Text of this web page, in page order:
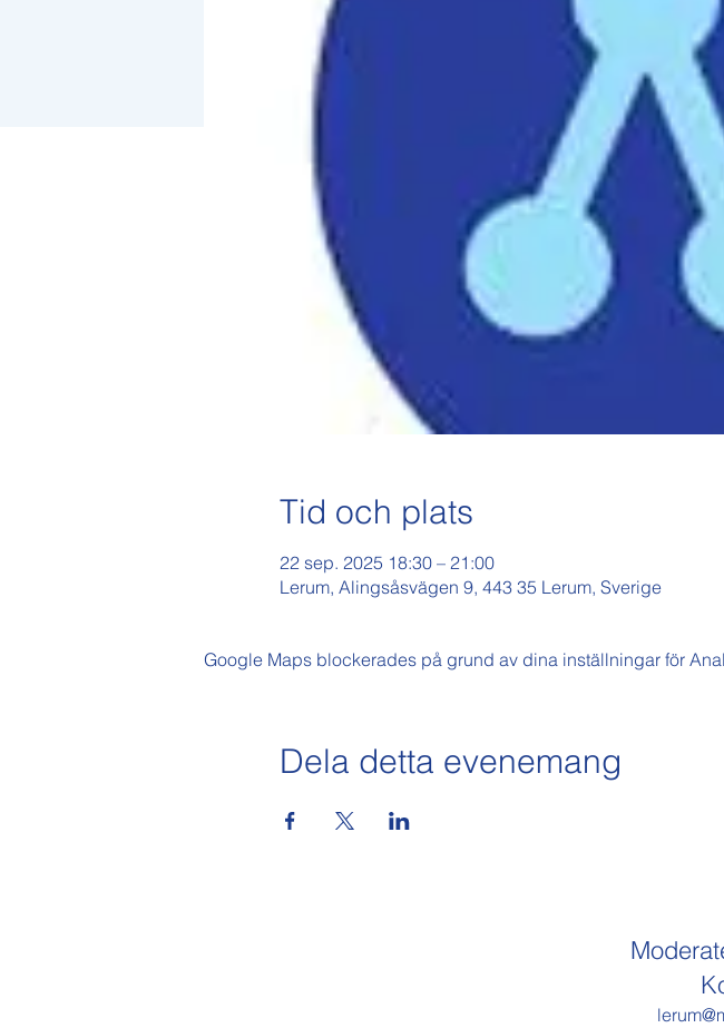
Tid och plats
22 sep. 2025 18:30 – 21:00
Lerum, Alingsåsvägen 9, 443 35 Lerum, Sverige
Google Maps blockerades på grund av dina inställningar för
Dela detta evenemang